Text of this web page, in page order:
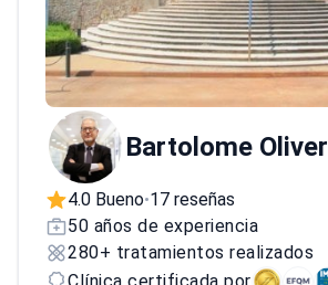
Bartolome Oliver
4.0 Bueno•17 reseñas
50 años de experiencia
280+ tratamientos realizados